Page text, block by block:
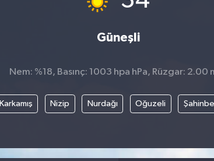
Güneşli
Nem: %18, Basınç: 1003 hpa hPa, Rüzgar: 2.00
Karkamış Nizip Nurdağı Oğuzeli